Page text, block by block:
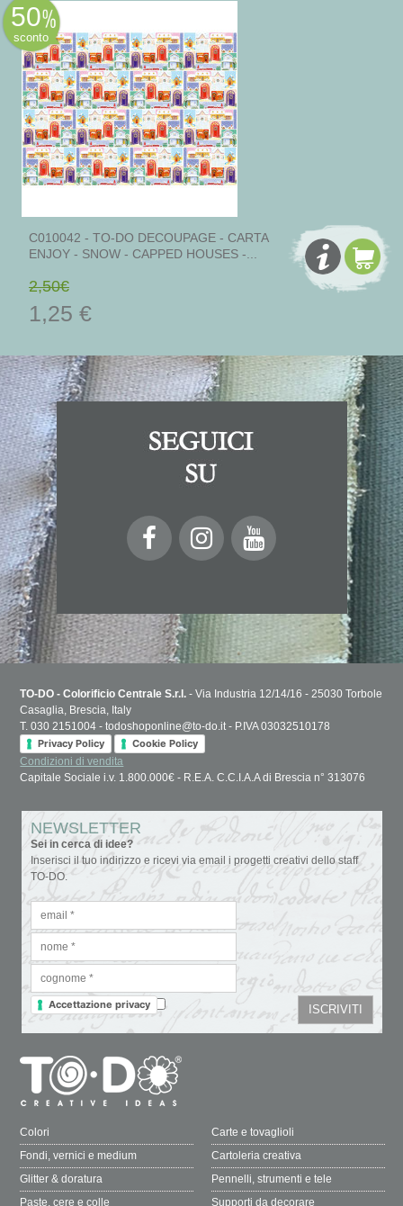
50
sconto
C010042 - TO-DO DECOUPAGE - CARTA
ENJOY - SNOW - CAPPED HOUSES -...
2,50€
1,25 €
TO-DO - Colorificio Centrale S.r.l. - Via Industria 12/14/16 - 25030 Torbole
Casaglia, Brescia, Italy
T. 030 2151004 - todoshoponline@to-do.it - P.IVA 03032510178
Privacy Policy
Cookie Policy
Condizioni di vendita
Capitale Sociale i.v. 1.800.000€ - R.E.A. C.C.I.A.A di Brescia n° 313076
NEWSLETTER
Sei in cerca di idee?
Inserisci il tuo indirizzo e ricevi via email i progetti creativi dello staff
TO-DO.
Accettazione privacy
Colori
Fondi, vernici e medium
Glitter & doratura
Paste, cere e colle
Carte e tovaglioli
Cartoleria creativa
Pennelli, strumenti e tele
Supporti da decorare